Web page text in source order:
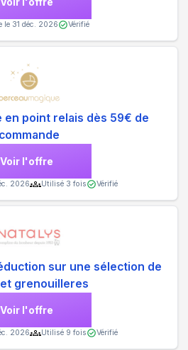
le 31 déc. 2026 Vérifié
point relais dès 59€ de
commande
Voir l'offre
2026 Utilisé 3 fois Vérifié
sur une sélection de
grenouilleres
Voir l'offre
2026 Utilisé 9 fois Vérifié